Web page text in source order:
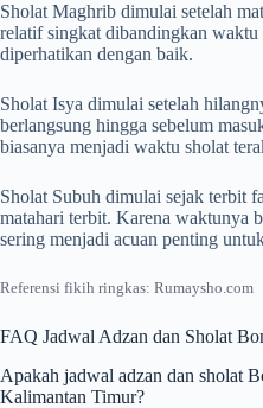
Sholat Maghrib dimulai setelah
relatif singkat dibandingkan waktu
diperhatikan dengan baik.
Sholat Isya dimulai setelah
berlangsung hingga sebelum
biasanya menjadi waktu sholat
Sholat Subuh dimulai sejak terbit
matahari terbit. Karena waktunya
sering menjadi acuan penting
Referensi fikih ringkas: Rumaysho.com
FAQ Jadwal Adzan dan Sholat
Apakah jadwal adzan dan sholat
Kalimantan Timur?